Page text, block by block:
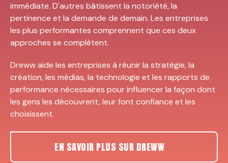
immédiate. D'autres bâtissent la notoriété, la
pertinence et la demande de demain. Les entreprises
les plus performantes comprennent que ces deux
approches se complètent.
Dreww aide les entreprises à réunir la stratégie, la
création, les médias, la technologie et les rapports de
performance nécessaires pour influencer la façon dont
les gens les découvrent, leur font confiance et les
choisissent.
EN SAVOIR PLUS SUR DREWW